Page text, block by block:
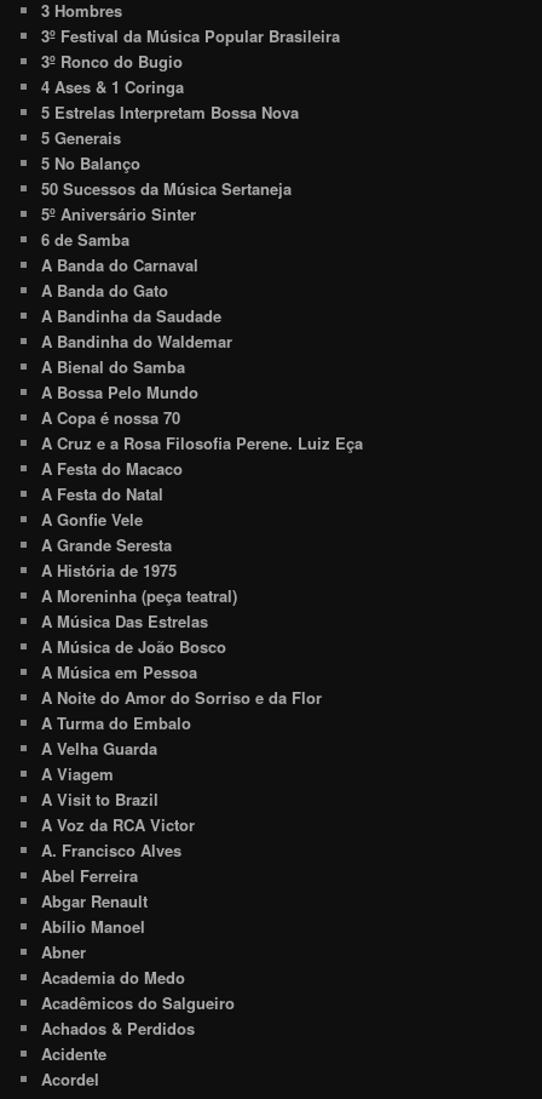
3 Hombres
3º Festival da Música Popular Brasileira
3º Ronco do Bugio
4 Ases & 1 Coringa
5 Estrelas Interpretam Bossa Nova
5 Generais
5 No Balanço
50 Sucessos da Música Sertaneja
5º Aniversário Sinter
6 de Samba
A Banda do Carnaval
A Banda do Gato
A Bandinha da Saudade
A Bandinha do Waldemar
A Bienal do Samba
A Bossa Pelo Mundo
A Copa é nossa 70
A Cruz e a Rosa Filosofia Perene. Luiz Eça
A Festa do Macaco
A Festa do Natal
A Gonfie Vele
A Grande Seresta
A História de 1975
A Moreninha (peça teatral)
A Música Das Estrelas
A Música de João Bosco
A Música em Pessoa
A Noite do Amor do Sorriso e da Flor
A Turma do Embalo
A Velha Guarda
A Viagem
A Visit to Brazil
A Voz da RCA Victor
A. Francisco Alves
Abel Ferreira
Abgar Renault
Abílio Manoel
Abner
Academia do Medo
Acadêmicos do Salgueiro
Achados & Perdidos
Acidente
Acordel